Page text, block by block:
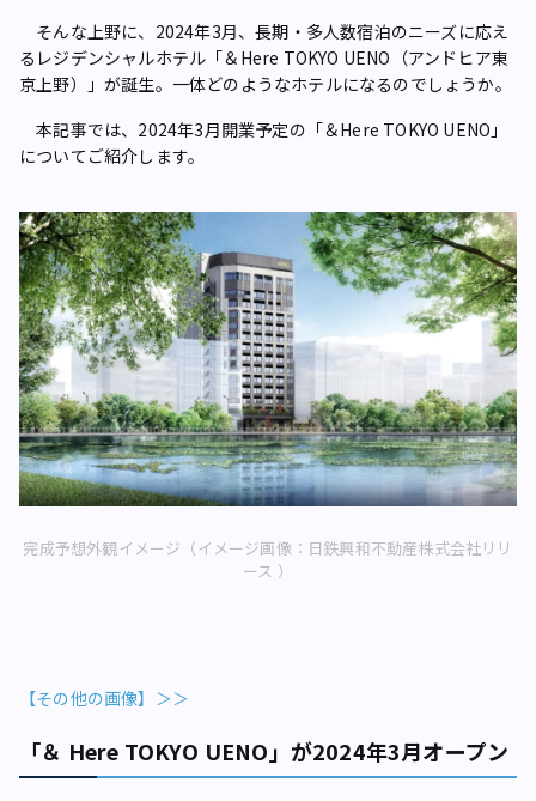
そんな上野に、2024年3月、長期・多人数宿泊のニーズに応え
るレジデンシャルホテル「＆Here TOKYO UENO（アンドヒア東
京上野）」が誕生。一体どのようなホテルになるのでしょうか。
本記事では、2024年3月開業予定の「＆Here TOKYO UENO」
についてご紹介します。
完成予想外観イメージ（イメージ画像：日鉄興和不動産株式会社リリ
ース ）
【その他の画像】＞＞
「＆ Here TOKYO UENO」が2024年3月オープン